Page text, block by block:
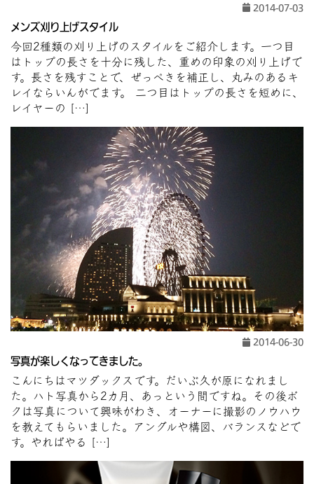
2014-07-03
メンズ刈り上げスタイル
今回2種類の刈り上げのスタイルをご紹介します。一つ目
はトップの長さを十分に残した、重めの印象の刈り上げで
す。長さを残すことで、ぜっぺきを補正し、丸みのあるキ
レイならいんがでます。 二つ目はトップの長さを短めに、
レイヤーの […]
2014-06-30
写真が楽しくなってきました。
こんにちはマツダックスです。だいぶ久が原になれまし
た。ハト写真から2カ月、あっという間ですね。その後ボ
クは写真について興味がわき、オーナーに撮影のノウハウ
を教えてもらいました。アングルや構図、バランスなどで
す。やればやる […]